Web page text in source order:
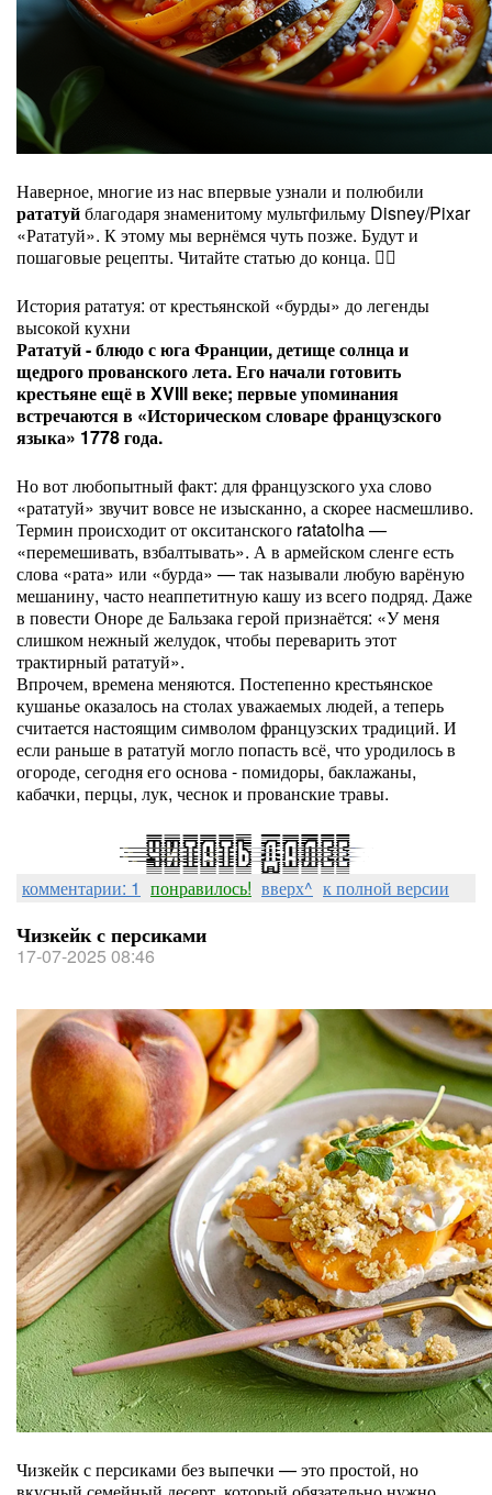
Наверное, многие из нас впервые узнали и полюбили
рататуйблагодаря знаменитому мультфильму Disney/Pixar
«Рататуй». К этому мы вернёмся чуть позже. Будут и
пошаговые рецепты. Читайте статью до конца. 👇🏻
История рататуя: от крестьянской «бурды» до легенды
высокой кухни
Рататуй - блюдо с юга Франции, детище солнца и
щедрого прованского лета. Его начали готовить
крестьяне ещё в XVIII веке; первые упоминания
встречаются в «Историческом словаре французского
языка» 1778 года.
Но вот любопытный факт: для французского уха слово
«рататуй» звучит вовсе не изысканно, а скорее насмешливо.
Термин происходит от окситанского ratatolha —
«перемешивать, взбалтывать». А в армейском сленге есть
слова «рата» или «бурда» — так называли любую варёную
мешанину, часто неаппетитную кашу из всего подряд. Даже
в повести Оноре де Бальзака герой признаётся: «У меня
слишком нежный желудок, чтобы переварить этот
трактирный рататуй».
Впрочем, времена меняются. Постепенно крестьянское
кушанье оказалось на столах уважаемых людей, а теперь
считается настоящим символом французских традиций. И
если раньше в рататуй могло попасть всё, что уродилось в
огороде, сегодня его основа - помидоры, баклажаны,
кабачки, перцы, лук, чеснок и прованские травы.
комментарии: 1 понравилось! вверх^ к полной версии
Чизкейк с персиками
17-07-2025 08:46
Чизкейк с персиками без выпечки — это простой, но